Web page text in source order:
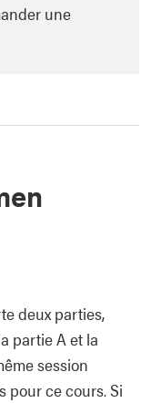
une
deux parties,
partie A et la
session
pour ce cours. Si